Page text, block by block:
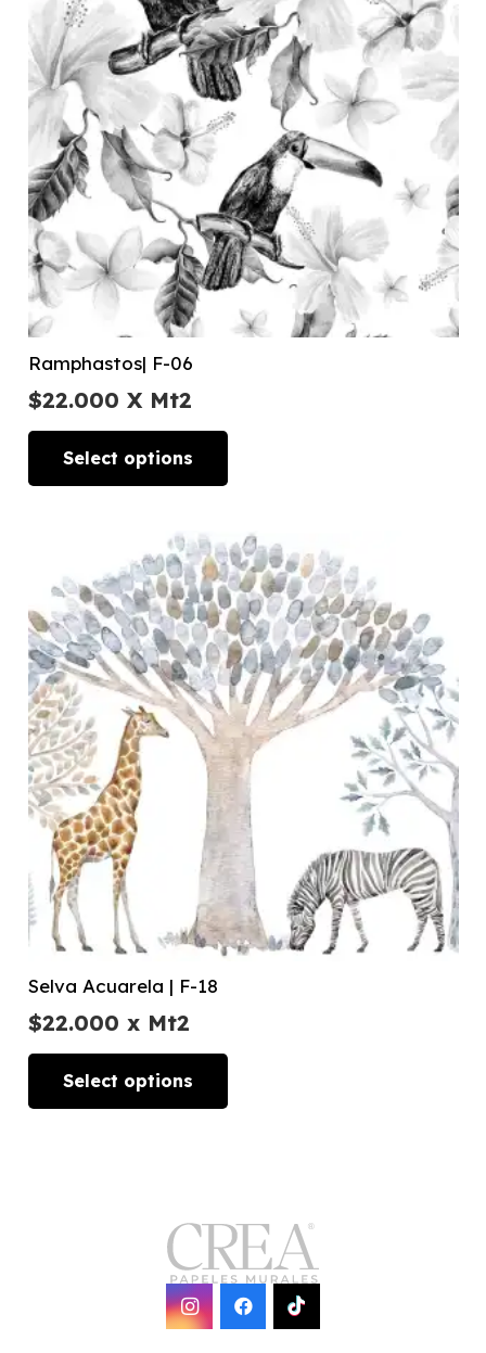
Ramphastos| F-06
$22.000 X Mt2
Select options
Selva Acuarela | F-18
$22.000 x Mt2
Select options